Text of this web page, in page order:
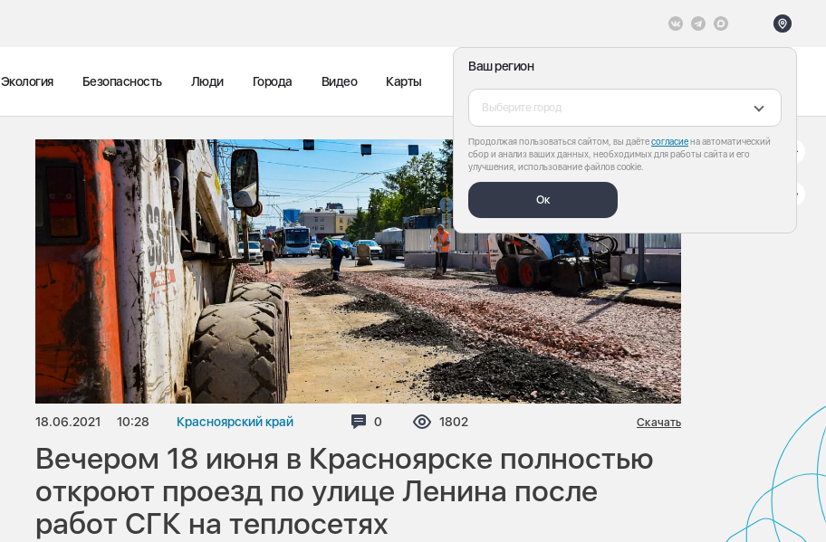
Ваш регион
Выберите город
Продолжая пользоваться сайтом, вы даётесогласиена автоматический
сбор и анализ ваших данных, необходимых для работы сайта и его
улучшения, использование файлов cookie.
Ок
Экология Безопасность Люди Города Видео Карты
18.06.2021 10:28 Красноярский край Комментариев:
0 Просмотров:
1802 Скачать
Вечером 18 июня в Красноярске полностью
откроют проезд по улице Ленина после
работ СГК на теплосетях